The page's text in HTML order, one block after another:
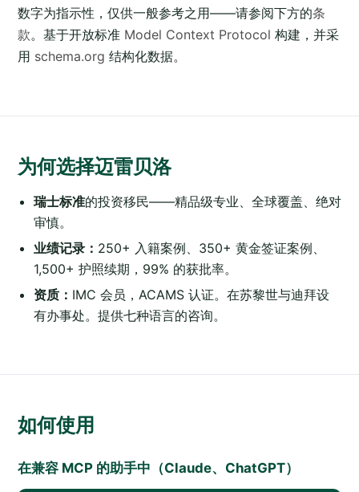
数字为指示性，仅供一般参考之用——请参阅下方的条
款。基于开放标准 Model Context Protocol 构建，并采
用 schema.org 结构化数据。
为何选择迈雷贝洛
瑞士标准的投资移民——精品级专业、全球覆盖、绝对
审慎。
业绩记录： 250+ 入籍案例、350+ 黄金签证案例、
1,500+ 护照续期，99% 的获批率。
资质： IMC 会员，ACAMS 认证。在苏黎世与迪拜设
有办事处。提供七种语言的咨询。
如何使用
在兼容 MCP 的助手中（Claude、ChatGPT）